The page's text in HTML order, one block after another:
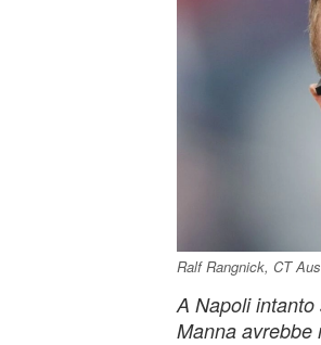
Ralf Rangnick, CT
A Napoli
Manna avrebbe